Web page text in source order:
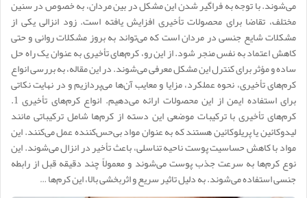
می‌شوند. با توجه به فراگیر شدن این مشکل در بین مردان، به خصوص در سنین
مختلف، تقاضا برای محصولات تأخیری افزایش یافته است. زود انزالی یکی از
مشکلات شایع جنسی در مردان است که می‌تواند به بروز مشکلات روانی و حتی
کاهش اعتماد به نفس منجر شود. از این رو، کرم‌های تأخیری به عنوان یک راه حل
ساده و مؤثر برای کنترل این مشکل معرفی می‌شوند. در این مقاله، به بررسی انواع
کرم‌های تأخیری، نحوه عملکرد، مزایا و معایب آن‌ها می‌پردازیم و در نهایت نکاتی
برای استفاده ایمن از این محصولات ارائه می‌دهیم. انواع کرم‌های تأخیری 1.
کرم‌های تأخیری با ترکیبات موضعی این دسته از کرم‌ها شامل ترکیباتی مانند
لیدوکائین یا پریلوکائین هستند که به عنوان مواد بی‌حس‌کننده عمل می‌کنند. این
مواد با کاهش حساسیت پوست ناحیه تناسلی، باعث تأخیر در انزال می‌شوند. این
نوع کرم‌ها به سرعت جذب پوست می‌شوند و معمولاً چند دقیقه قبل از رابطه
جنسی استفاده می‌شوند. به دلیل تاثیر سریع و اثربخشی بالا، این کرم‌ها …